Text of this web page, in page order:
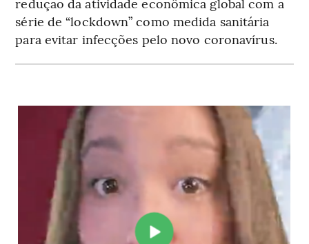
série de “lockdown” como medida sanitária
para evitar infecções pelo novo coronavírus.